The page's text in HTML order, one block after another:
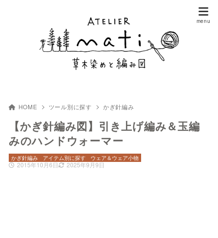
HOME ツール別に探す かぎ針編み
【かぎ針編み図】引き上げ編み＆玉編
みのハンドウォーマー
2015年10月6日 2025年9月9日
かぎ針編み アイテム別に探す ウェア＆ウェア小物